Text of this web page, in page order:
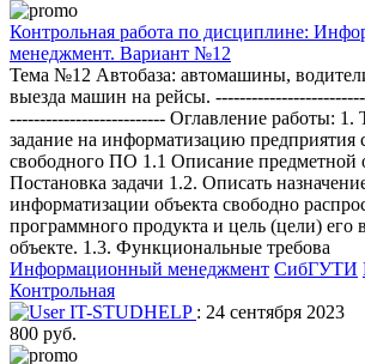
Контрольная работа по дисциплине:
менеджмент. Вариант №12
Тема №12 Автобаза: автомашины,
выезда машин на рейсы.
-------------------------- Оглавление работы: 1.
задание на информатизацию предприятия
свободного ПО 1.1 Описание предметной
Постановка задачи 1.2. Описать
информатизации объекта свободно
программного продукта и цель (цели) его
объекте. 1.3. Функциональные требова
Информационный менеджмент СибГУТИ
Контрольная
IT-STUDHELP : 24 сентября 2023
800 руб.